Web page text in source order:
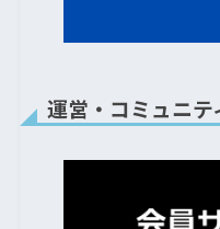
運営・コミュニテ